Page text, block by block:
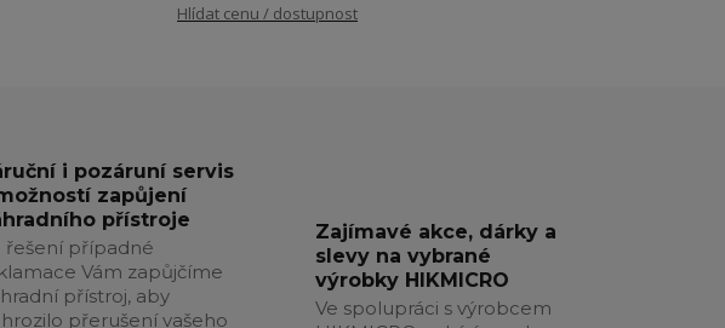
Hlídat cenu / dostupnost
i pozáruní servis
zapůjení
přístroje
řešení případné
Vám zapůjčíme
přístroj, aby
přerušení vašeho
Zajímavé akce, dárky a
slevy na vybrané
výrobky HIKMICRO
Ve spolupráci s výrobcem